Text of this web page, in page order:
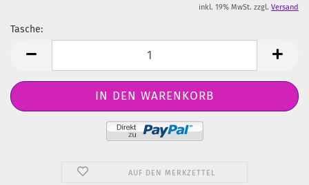
inkl. 19% MwSt. zzgl. Versand
Tasche:
AUF DEN MERKZETTEL